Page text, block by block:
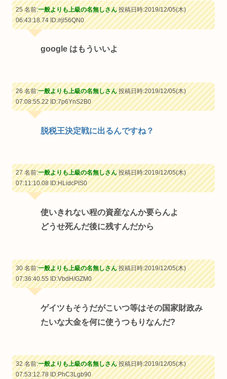
25 名前:一般よりも上級の名無しさん投稿日時:2019/12/05(木)
06:43:18.74ID:/rjl56QN0
google はもういいよ
26 名前:一般よりも上級の名無しさん投稿日時:2019/12/05(木)
07:08:55.22ID:7p6YnS2B0
脱税王決定戦に出るんですね？
27 名前:一般よりも上級の名無しさん投稿日時:2019/12/05(木)
07:11:10.08ID:HLidcPIS0
使いきれない程の資産なんか要らんよ
どうせ死んだ後に残すんだから
30 名前:一般よりも上級の名無しさん投稿日時:2019/12/05(木)
07:36:40.55ID:VbdH/GZM0
ゲイツもそうだがこいつ等はその国家財政み
たいな大金を何に使うつもりなんだ?
32 名前:一般よりも上級の名無しさん投稿日時:2019/12/05(木)
07:53:12.78ID:PhC3Lgb90